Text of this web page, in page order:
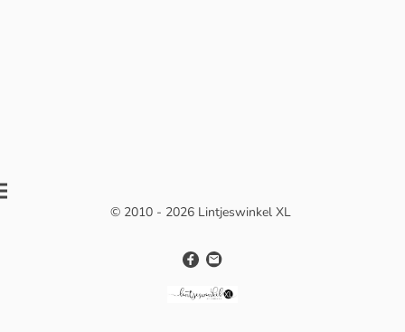
© 2010 - 2026 Lintjeswinkel XL